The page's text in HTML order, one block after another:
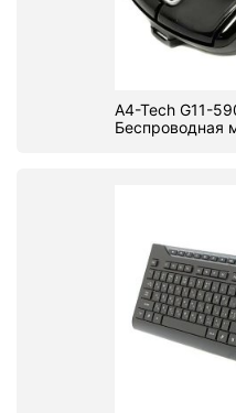
A4-Tech G11-
Беспроводная